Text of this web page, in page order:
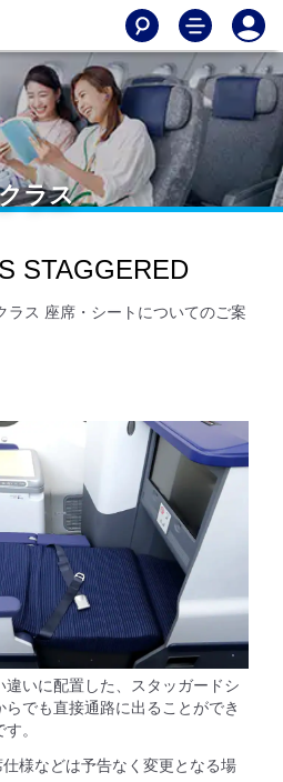
ラス
STAGGERED
ラス 座席・シートについてのご案
いに配置した、スタッガードシ
でも直接通路に出ることができ
。
様などは予告なく変更となる場